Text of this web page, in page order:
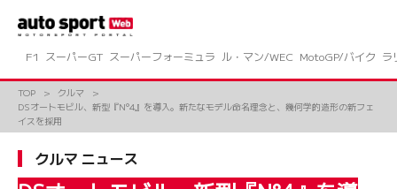
ツ
F1 スーパーGT スーパーフォーミュラ ル・マン/WEC MotoGP/バイク ラ
TOP
クルマ
DSオートモビル、新型『N°4』を導入。新たなモデル命名理念と、幾何学的造形の新フェ
イスを採用
クルマ ニュース